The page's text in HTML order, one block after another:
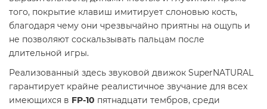
того, покрытие клавиш имитирует слоновью кость,
благодаря чему они чрезвычайно приятны на ощупь и
не позволяют соскальзывать пальцам после
длительной игры.
Реализованный здесь звуковой движок SuperNATURAL
гарантирует крайне реалистичное звучание для всех
имеющихся в FP-10 пятнадцати тембров, среди